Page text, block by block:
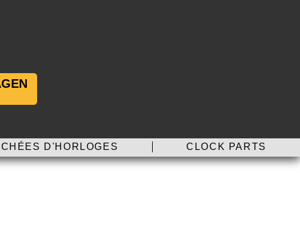
D'HORLOGES CLOCK PARTS